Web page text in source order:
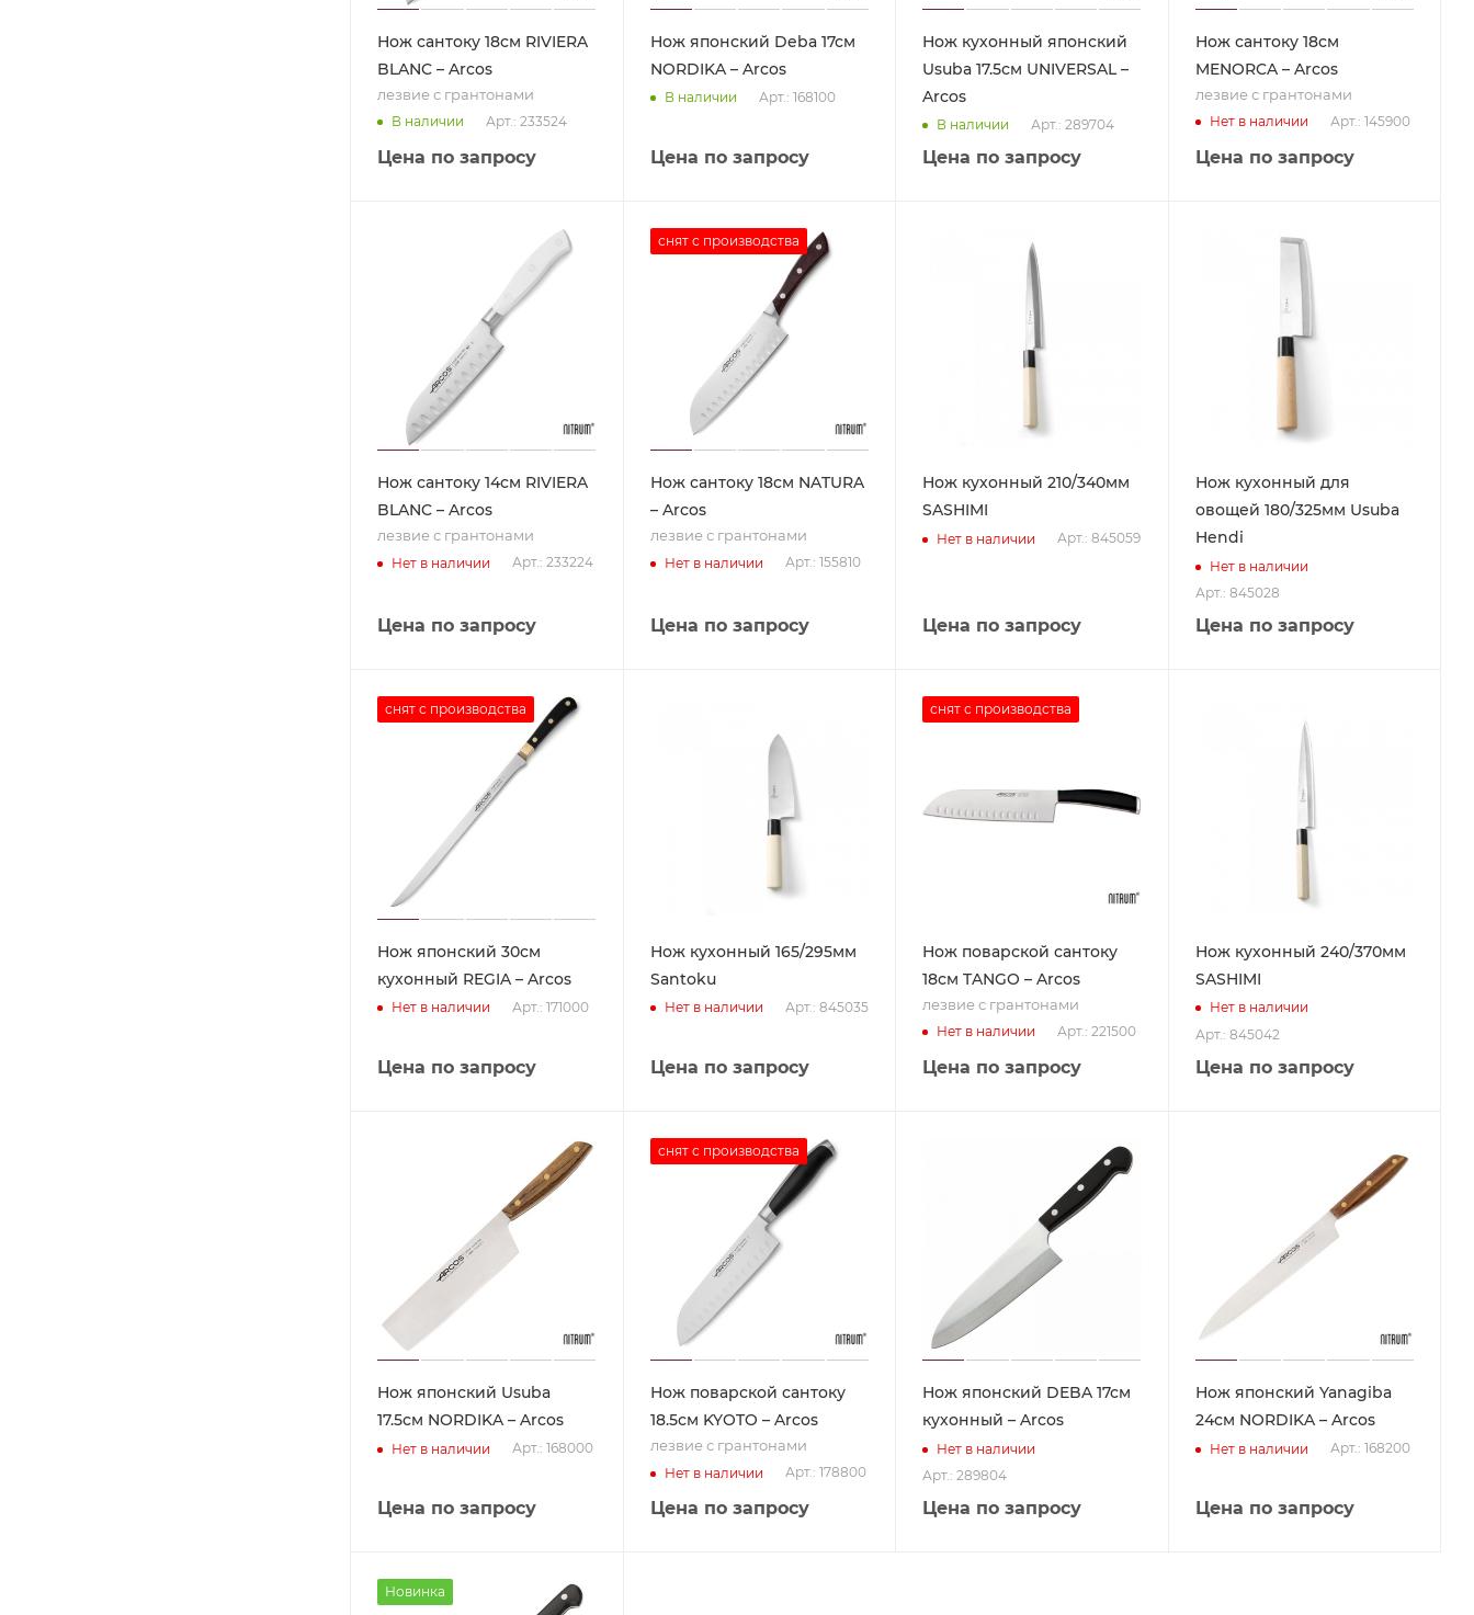
Нож сантоку 18см RIVIERA
BLANC – Arcos
лезвие с грантонами
В наличии Арт.: 233524
Цена по запросу
Нож японский Deba 17см
NORDIKA – Arcos
В наличии Арт.: 168100
Цена по запросу
Нож кухонный японский
Usuba 17.5см UNIVERSAL –
Arcos
В наличии Арт.: 289704
Цена по запросу
Нож сантоку 18см
MENORCA – Arcos
лезвие с грантонами
Нет в наличии Арт.: 145900
Цена по запросу
Нож сантоку 14см RIVIERA
BLANC – Arcos
лезвие с грантонами
Нет в наличии Арт.: 233224
Цена по запросу
снят с производства
Нож сантоку 18см NATURA
– Arcos
лезвие с грантонами
Нет в наличии Арт.: 155810
Цена по запросу
Нож кухонный 210/340мм
SASHIMI
Нет в наличии Арт.: 845059
Цена по запросу
Нож кухонный для
овощей 180/325мм Usuba
Hendi
Нет в наличии
Арт.: 845028
Цена по запросу
снят с производства
Нож японский 30см
кухонный REGIA – Arcos
Нет в наличии Арт.: 171000
Цена по запросу
Нож кухонный 165/295мм
Santoku
Нет в наличии Арт.: 845035
Цена по запросу
снят с производства
Нож поварской сантоку
18см TANGO – Arcos
лезвие с грантонами
Нет в наличии Арт.: 221500
Цена по запросу
Нож кухонный 240/370мм
SASHIMI
Нет в наличии
Арт.: 845042
Цена по запросу
Нож японский Usuba
17.5см NORDIKA – Arcos
Нет в наличии Арт.: 168000
Цена по запросу
снят с производства
Нож поварской сантоку
18.5см KYOTO – Arcos
лезвие с грантонами
Нет в наличии Арт.: 178800
Цена по запросу
Нож японский DEBA 17см
кухонный – Arcos
Нет в наличии
Арт.: 289804
Цена по запросу
Нож японский Yanagiba
24см NORDIKA – Arcos
Нет в наличии Арт.: 168200
Цена по запросу
Новинка